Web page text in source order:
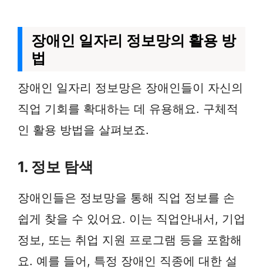
장애인 일자리 정보망의 활용 방
법
장애인 일자리 정보망은 장애인들이 자신의
직업 기회를 확대하는 데 유용해요. 구체적
인 활용 방법을 살펴보죠.
1. 정보 탐색
장애인들은 정보망을 통해 직업 정보를 손
쉽게 찾을 수 있어요. 이는 직업안내서, 기업
정보, 또는 취업 지원 프로그램 등을 포함해
요. 예를 들어, 특정 장애인 직종에 대한 설